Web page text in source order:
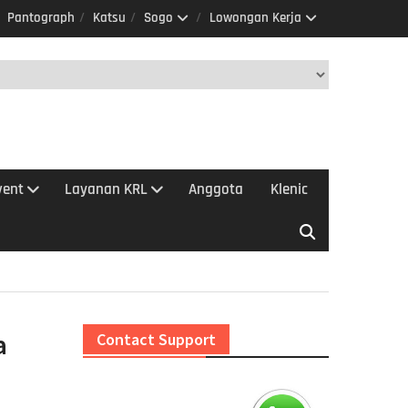
Pantograph Katsu Sogo Lowongan Kerja
Layanan KRL Anggota Klenic
Contact Support